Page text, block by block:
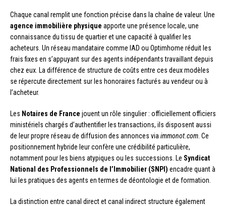
Chaque canal remplit une fonction précise dans la chaîne de valeur. Une
agence immobilière physique apporte une présence locale, une
connaissance du tissu de quartier et une capacité à qualifier les
acheteurs. Un réseau mandataire comme IAD ou Optimhome réduit les
frais fixes en s’appuyant sur des agents indépendants travaillant depuis
chez eux. La différence de structure de coûts entre ces deux modèles
se répercute directement sur les honoraires facturés au vendeur ou à
l’acheteur.
Les Notaires de France jouent un rôle singulier : officiellement officiers
ministériels chargés d’authentifier les transactions, ils disposent aussi
de leur propre réseau de diffusion des annonces via immonot.com . Ce
positionnement hybride leur confère une crédibilité particulière,
notamment pour les biens atypiques ou les successions. Le Syndicat
National des Professionnels de l’Immobilier (SNPI) encadre quant à
lui les pratiques des agents en termes de déontologie et de formation.
La distinction entre canal direct et canal indirect structure également